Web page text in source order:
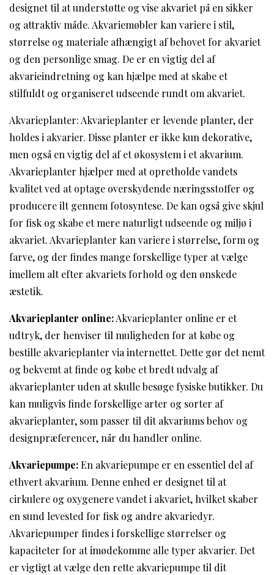
designet til at understøtte og vise akvariet på en sikker
og attraktiv måde. Akvariemøbler kan variere i stil,
størrelse og materiale afhængigt af behovet for akvariet
og den personlige smag. De er en vigtig del af
akvarieindretning og kan hjælpe med at skabe et
stilfuldt og organiseret udseende rundt om akvariet.
Akvarieplanter: Akvarieplanter er levende planter, der
holdes i akvarier. Disse planter er ikke kun dekorative,
men også en vigtig del af et økosystem i et akvarium.
Akvarieplanter hjælper med at opretholde vandets
kvalitet ved at optage overskydende næringsstoffer og
producere ilt gennem fotosyntese. De kan også give skjul
for fisk og skabe et mere naturligt udseende og miljø i
akvariet. Akvarieplanter kan variere i størrelse, form og
farve, og der findes mange forskellige typer at vælge
imellem alt efter akvariets forhold og den ønskede
æstetik.
Akvarieplanter online:Akvarieplanter online er et
udtryk, der henviser til muligheden for at købe og
bestille akvarieplanter via internettet. Dette gør det nemt
og bekvemt at finde og købe et bredt udvalg af
akvarieplanter uden at skulle besøge fysiske butikker. Du
kan muligvis finde forskellige arter og sorter af
akvarieplanter, som passer til dit akvariums behov og
designpræferencer, når du handler online.
Akvariepumpe:En akvariepumpe er en essentiel del af
ethvert akvarium. Denne enhed er designet til at
cirkulere og oxygenere vandet i akvariet, hvilket skaber
en sund levested for fisk og andre akvariedyr.
Akvariepumper findes i forskellige størrelser og
kapaciteter for at imødekomme alle typer akvarier. Det
er vigtigt at vælge den rette akvariepumpe til dit